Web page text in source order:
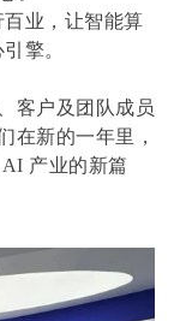
百业，让智能算
擎。
客户及团队成员
在新的一年里，
产业的新篇